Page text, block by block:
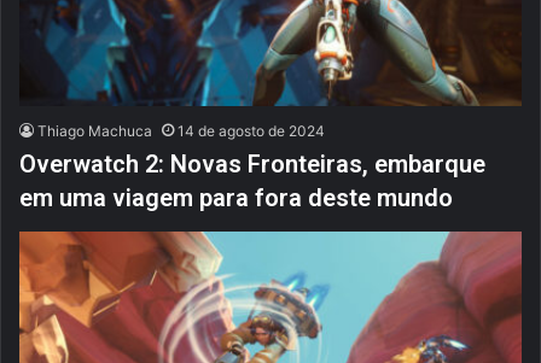
Thiago Machuca 14 de agosto de 2024
Overwatch 2: Novas Fronteiras, embarque
em uma viagem para fora deste mundo